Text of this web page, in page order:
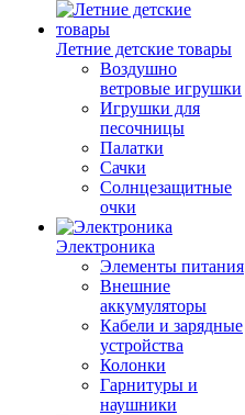
Летние детские товары
Воздушно
ветровые игрушки
Игрушки для
песочницы
Палатки
Сачки
Солнцезащитные
очки
Электроника
Элементы питания
Внешние
аккумуляторы
Кабели и зарядные
устройства
Колонки
Гарнитуры и
наушники